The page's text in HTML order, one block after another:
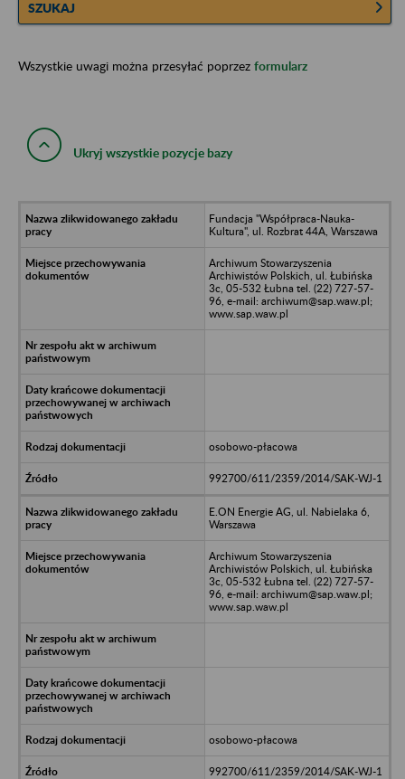
SZUKAJ
Wszystkie uwagi można przesyłać poprzez formularz
Ukryj wszystkie pozycje bazy
Fundacja "Współpraca-Nauka-
Kultura", ul. Rozbrat 44A, Warszawa
Archiwum Stowarzyszenia
Archiwistów Polskich, ul. Łubińska
3c, 05-532 Łubna tel. (22) 727-57-
96, e-mail: archiwum@sap.waw.pl;
www.sap.waw.pl
osobowo-płacowa
992700/611/2359/2014/SAK-WJ-1
E.ON Energie AG, ul. Nabielaka 6,
Warszawa
Archiwum Stowarzyszenia
Archiwistów Polskich, ul. Łubińska
3c, 05-532 Łubna tel. (22) 727-57-
96, e-mail: archiwum@sap.waw.pl;
www.sap.waw.pl
osobowo-płacowa
992700/611/2359/2014/SAK-WJ-1